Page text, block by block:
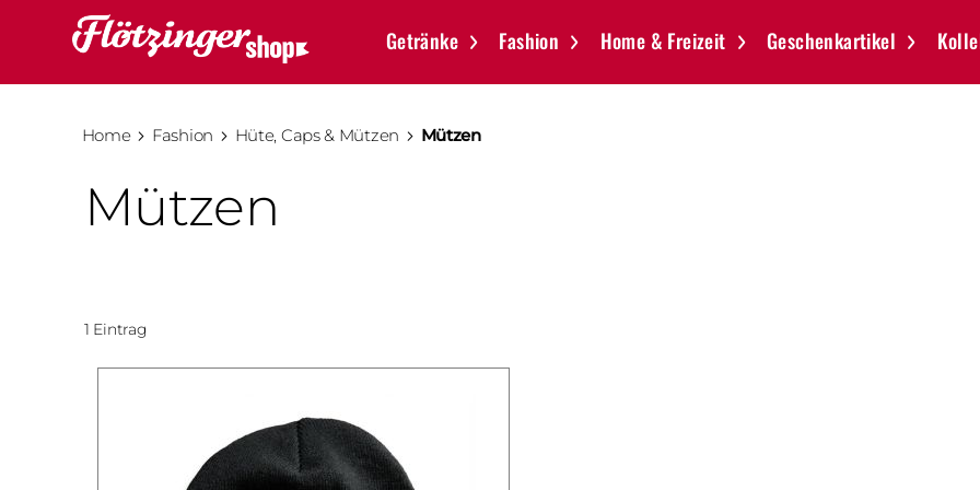
Getränke Fashion Home & Freizeit Geschenkartikel
Home Fashion Hüte, Caps & Mützen Mützen
Mützen
1 Eintrag